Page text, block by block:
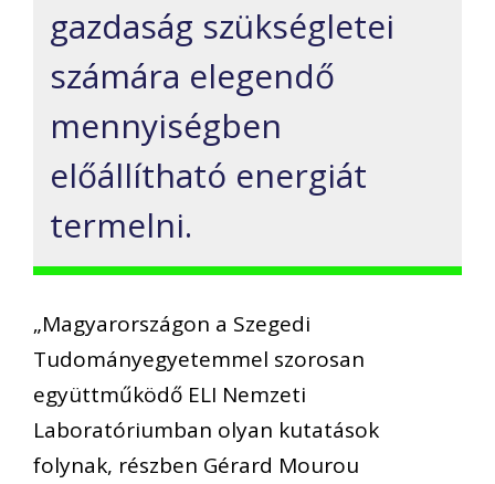
gazdaság szükségletei
számára elegendő
mennyiségben
előállítható energiát
termelni.
„Magyarországon a Szegedi
Tudományegyetemmel szorosan
együttműködő ELI Nemzeti
Laboratóriumban olyan kutatások
folynak, részben Gérard Mourou